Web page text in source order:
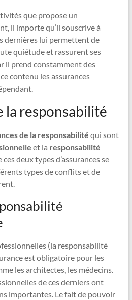
que propose un
il importe qu’il souscrive à
dernières lui permettent de
quiétude et rassurent ses
il prend constamment des
contenu les assurances
la responsabilité
de la responsabilité qui sont
et la responsabilité
deux types d’assurances se
types de conflits et de
(la responsabilité
est obligatoire pour les
les architectes, les médecins.
de ces derniers ont
importantes. Le fait de pouvoir